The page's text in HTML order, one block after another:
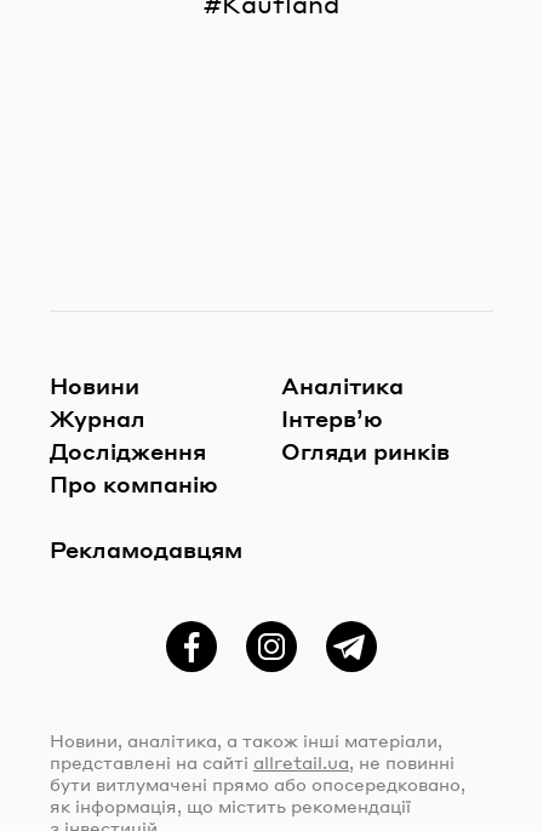
Новини
Журнал
Дослідження
Про компанію
Рекламодавцям
Аналітика
Інтерв’ю
Огляди ринків
ФейсбукInstagramTelegram
Новини, аналітика, а також інші матеріали,
представлені на сайті allretail.ua, не повинні
бути витлумачені прямо або опосередковано,
як інформація, що містить рекомендації